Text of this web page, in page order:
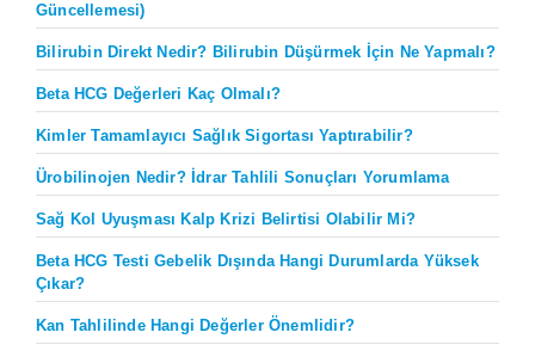
Güncellemesi)
Bilirubin Direkt Nedir? Bilirubin Düşürmek İçin Ne Yapmalı?
Beta HCG Değerleri Kaç Olmalı?
Kimler Tamamlayıcı Sağlık Sigortası Yaptırabilir?
Ürobilinojen Nedir? İdrar Tahlili Sonuçları Yorumlama
Sağ Kol Uyuşması Kalp Krizi Belirtisi Olabilir Mi?
Beta HCG Testi Gebelik Dışında Hangi Durumlarda Yüksek
Çıkar?
Kan Tahlilinde Hangi Değerler Önemlidir?